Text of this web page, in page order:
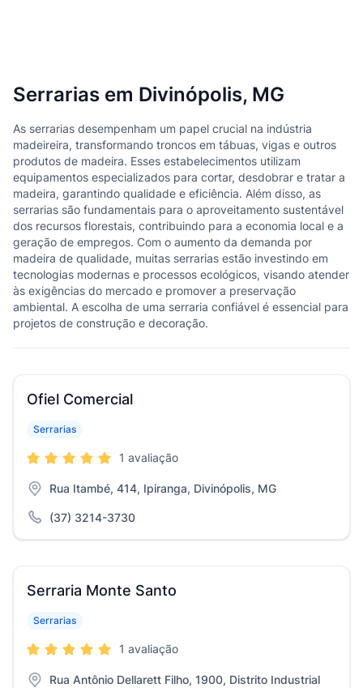
Serrarias em Divinópolis, MG
As serrarias desempenham um papel crucial na indústria
madeireira, transformando troncos em tábuas, vigas e outros
produtos de madeira. Esses estabelecimentos utilizam
equipamentos especializados para cortar, desdobrar e tratar a
madeira, garantindo qualidade e eficiência. Além disso, as
serrarias são fundamentais para o aproveitamento sustentável
dos recursos florestais, contribuindo para a economia local e a
geração de empregos. Com o aumento da demanda por
madeira de qualidade, muitas serrarias estão investindo em
tecnologias modernas e processos ecológicos, visando atender
às exigências do mercado e promover a preservação
ambiental. A escolha de uma serraria confiável é essencial para
projetos de construção e decoração.
Ofiel Comercial
Serrarias
1 avaliação
Rua Itambé, 414, Ipiranga, Divinópolis, MG
(37) 3214-3730
Serraria Monte Santo
Serrarias
1 avaliação
Rua Antônio Dellarett Filho, 1900, Distrito Industrial